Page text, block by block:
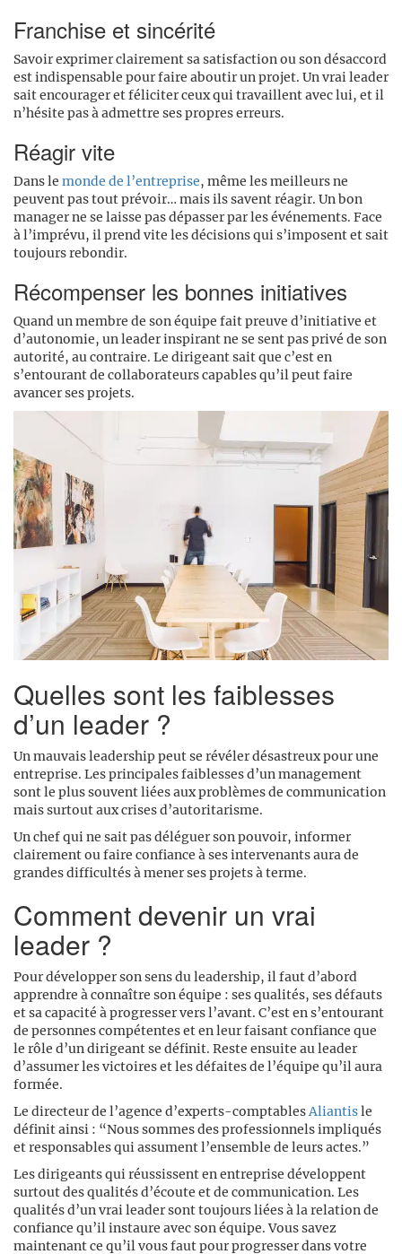
Franchise et sincérité
Savoir exprimer clairement sa satisfaction ou son désaccord
est indispensable pour faire aboutir un projet. Un vrai leader
sait encourager et féliciter ceux qui travaillent avec lui, et il
n’hésite pas à admettre ses propres erreurs.
Réagir vite
Dans le monde de l’entreprise, même les meilleurs ne
peuvent pas tout prévoir… mais ils savent réagir. Un bon
manager ne se laisse pas dépasser par les événements. Face
à l’imprévu, il prend vite les décisions qui s’imposent et sait
toujours rebondir.
Récompenser les bonnes initiatives
Quand un membre de son équipe fait preuve d’initiative et
d’autonomie, un leader inspirant ne se sent pas privé de son
autorité, au contraire. Le dirigeant sait que c’est en
s’entourant de collaborateurs capables qu’il peut faire
avancer ses projets.
Quelles sont les faiblesses
d’un leader ?
Un mauvais leadership peut se révéler désastreux pour une
entreprise. Les principales faiblesses d’un management
sont le plus souvent liées aux problèmes de communication
mais surtout aux crises d’autoritarisme.
Un chef qui ne sait pas déléguer son pouvoir, informer
clairement ou faire confiance à ses intervenants aura de
grandes difficultés à mener ses projets à terme.
Comment devenir un vrai
leader ?
Pour développer son sens du leadership, il faut d’abord
apprendre à connaître son équipe : ses qualités, ses défauts
et sa capacité à progresser vers l’avant. C’est en s’entourant
de personnes compétentes et en leur faisant confiance que
le rôle d’un dirigeant se définit. Reste ensuite au leader
d’assumer les victoires et les défaites de l’équipe qu’il aura
formée.
Le directeur de l’agence d’experts-comptablesAliantisle
définit ainsi : “Nous sommes des professionnels impliqués
et responsables qui assument l’ensemble de leurs actes.”
Les dirigeants qui réussissent en entreprise développent
surtout des qualités d’écoute et de communication. Les
qualités d’un vrai leader sont toujours liées à la relation de
confiance qu’il instaure avec son équipe. Vous savez
maintenant ce qu’il vous faut pour progresser dans votre